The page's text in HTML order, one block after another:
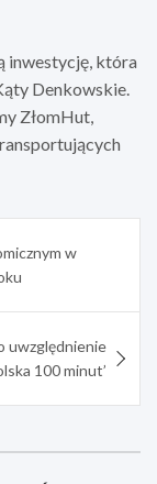
inwestycję, która
Denkowskie.
ZłomHut,
w
uwzględnienie
100 minut’